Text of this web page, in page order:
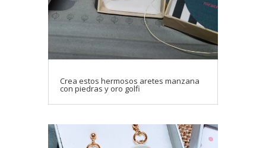
Crea estos hermosos aretes manzana
con piedras y oro golfi